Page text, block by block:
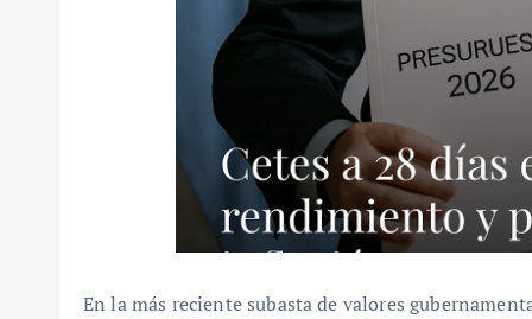
En la más reciente subasta de valores